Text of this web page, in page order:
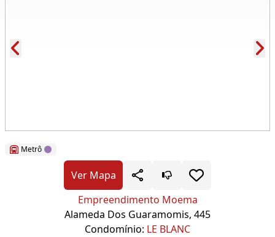
Metrô
Ver Mapa
Empreendimento Moema
Alameda Dos Guaramomis, 445
Condomínio: LE BLANC